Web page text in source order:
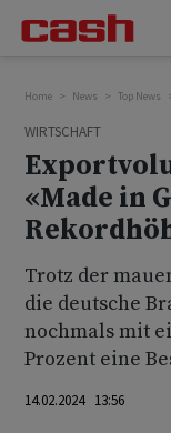
Home News Top News
WIRTSCHAFT
«Made in
Trotz der
die deutsche
nochmals mit
Prozent eine
14.02.2024 13:56